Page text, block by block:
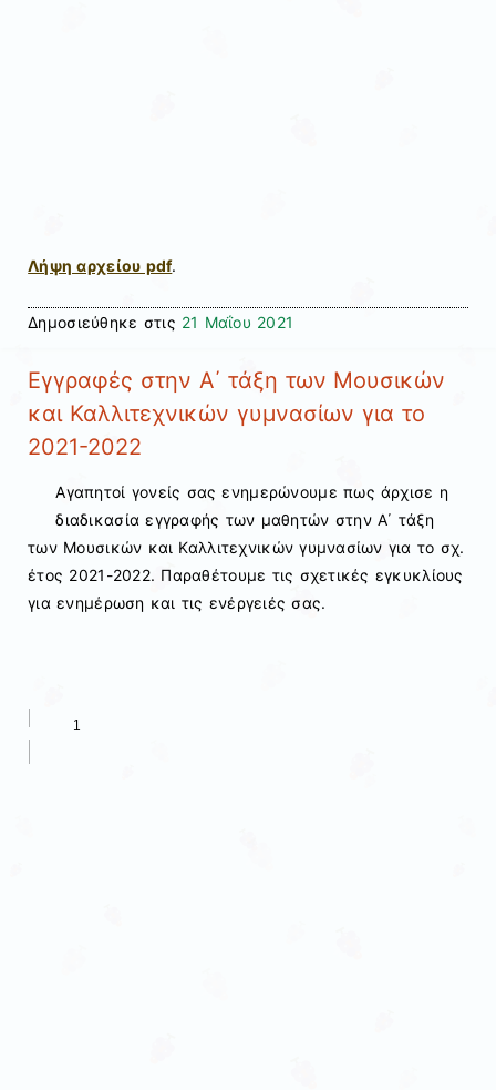
Λήψη αρχείου pdf.
Δημοσιεύθηκε στις 21 Μαΐου 2021
Εγγραφές στην Α΄ τάξη των Μουσικών
και Καλλιτεχνικών γυμνασίων για το
2021-2022
Αγαπητοί γονείς σας ενημερώνουμε πως άρχισε η
διαδικασία εγγραφής των μαθητών στην Α΄ τάξη
των Μουσικών και Καλλιτεχνικών γυμνασίων για το σχ.
έτος 2021-2022. Παραθέτουμε τις σχετικές εγκυκλίους
για ενημέρωση και τις ενέργειές σας.